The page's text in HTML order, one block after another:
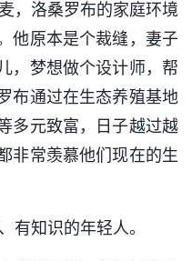
洛桑罗布的家庭环境
他原本是个裁缝，妻子
，梦想做个设计师，帮
布通过在生态养殖基地
多元致富，日子越过越
非常羡慕他们现在的生
知识的年轻人。